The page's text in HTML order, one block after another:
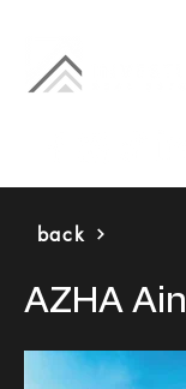
back
AZHA